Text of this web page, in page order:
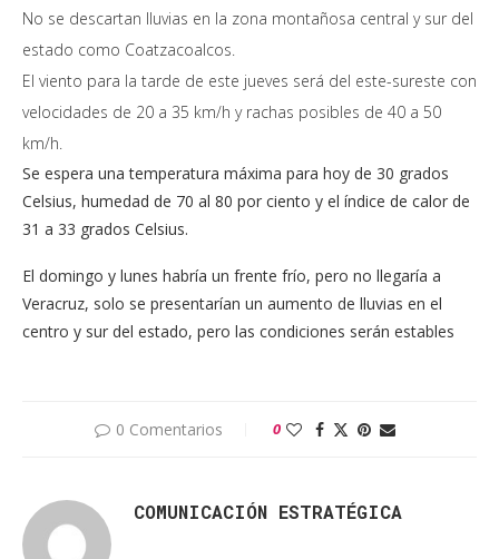
No se descartan lluvias en la zona montañosa central y sur del
estado como Coatzacoalcos.
El viento para la tarde de este jueves será del este-sureste con
velocidades de 20 a 35 km/h y rachas posibles de 40 a 50
km/h.
Se espera una temperatura máxima para hoy de 30 grados
Celsius, humedad de 70 al 80 por ciento y el índice de calor de
31 a 33 grados Celsius.
El domingo y lunes habría un frente frío, pero no llegaría a
Veracruz, solo se presentarían un aumento de lluvias en el
centro y sur del estado, pero las condiciones serán estables
0 Comentarios 0
COMUNICACIÓN ESTRATÉGICA